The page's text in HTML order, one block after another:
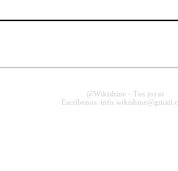
@Wikishine - Tus joyas
Escríbenos: